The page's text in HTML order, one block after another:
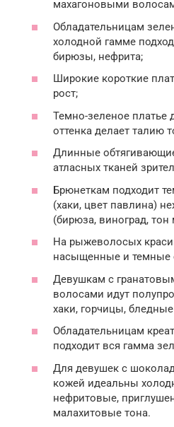
махагоновыми
Обладательницам
холодной гамме
бирюзы, нефрита;
Широкие короткие
рост;
Темно-зеленое
оттенка делает талию
Длинные
атласных тканей
Брюнеткам подходит
(хаки, цвет павлина)
(бирюза, виноград,
На рыжеволосых
насыщенные и темные
Девушкам с
волосами идут
хаки, горчицы,
Обладательницам
подходит вся гамма
Для девушек с
кожей идеальны
нефритовые,
малахитовые тона.